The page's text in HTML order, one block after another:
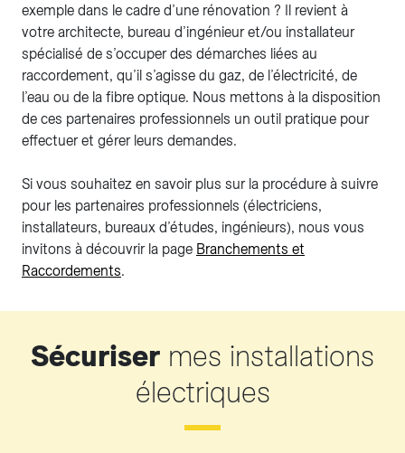
exemple dans le cadre d’une rénovation ? Il revient à
votre architecte, bureau d’ingénieur et/ou installateur
spécialisé de s’occuper des démarches liées au
raccordement, qu’il s’agisse du gaz, de l’électricité, de
l’eau ou de la fibre optique. Nous mettons à la disposition
de ces partenaires professionnels un outil pratique pour
effectuer et gérer leurs demandes.
Si vous souhaitez en savoir plus sur la procédure à suivre
pour les partenaires professionnels (électriciens,
installateurs, bureaux d’études, ingénieurs), nous vous
invitons à découvrir la page Branchements et
Raccordements.
Sécuriser mes installations
électriques